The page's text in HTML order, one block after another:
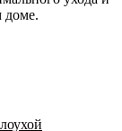
доме.